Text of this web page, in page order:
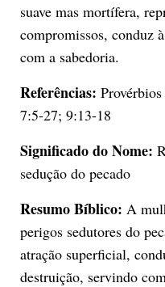
suave mas mortífera,
compromissos, conduz
com a sabedoria.
Referências:
7:5-27; 9:13-18
Significado do Nome:
sedução do pecado
Resumo Bíblico: A
perigos sedutores do
atração superficial,
destruição, servindo